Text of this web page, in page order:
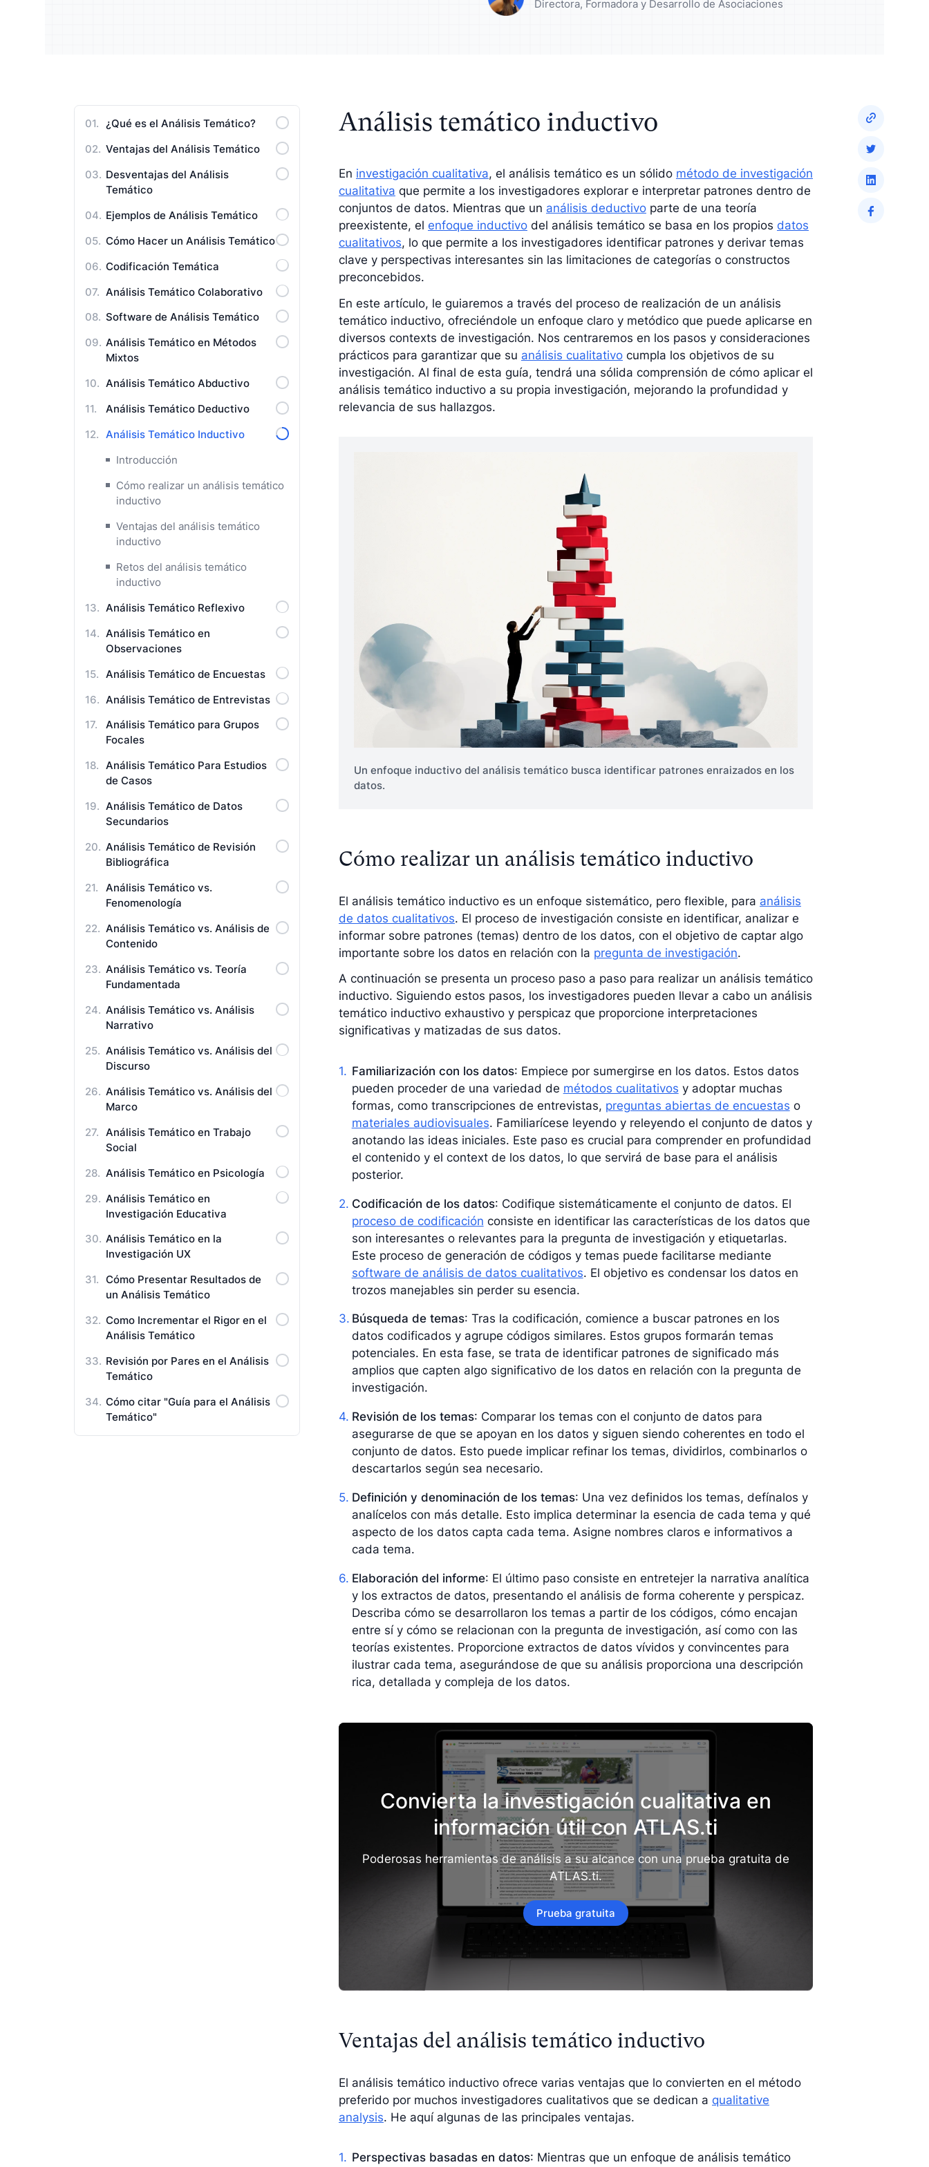
Directora, Formadora y Desarrollo de Asociaciones
¿Qué es el Análisis Temático?
Ventajas del Análisis Temático
Desventajas del Análisis
Temático
Ejemplos de Análisis Temático
Cómo Hacer un Análisis Temático
Codificación Temática
Análisis Temático Colaborativo
Software de Análisis Temático
Análisis Temático en Métodos
Mixtos
Análisis Temático Abductivo
Análisis Temático Deductivo
Análisis Temático Inductivo
Introducción
Cómo realizar un análisis temático
inductivo
Ventajas del análisis temático
inductivo
Retos del análisis temático
inductivo
Análisis Temático Reflexivo
Análisis Temático en
Observaciones
Análisis Temático de Encuestas
Análisis Temático de Entrevistas
Análisis Temático para Grupos
Focales
Análisis Temático Para Estudios
de Casos
Análisis Temático de Datos
Secundarios
Análisis Temático de Revisión
Bibliográfica
Análisis Temático vs.
Fenomenología
Análisis Temático vs. Análisis de
Contenido
Análisis Temático vs. Teoría
Fundamentada
Análisis Temático vs. Análisis
Narrativo
Análisis Temático vs. Análisis del
Discurso
Análisis Temático vs. Análisis del
Marco
Análisis Temático en Trabajo
Social
Análisis Temático en Psicología
Análisis Temático en
Investigación Educativa
Análisis Temático en la
Investigación UX
Cómo Presentar Resultados de
un Análisis Temático
Como Incrementar el Rigor en el
Análisis Temático
Revisión por Pares en el Análisis
Temático
Cómo citar "Guía para el Análisis
Temático"
Análisis temático inductivo
En investigación cualitativa, el análisis temático es un sólido método de investigación
cualitativa que permite a los investigadores explorar e interpretar patrones dentro de
conjuntos de datos. Mientras que un análisis deductivoparte de una teoría
preexistente, el enfoque inductivodel análisis temático se basa en los propios datos
cualitativos, lo que permite a los investigadores identificar patrones y derivar temas
clave y perspectivas interesantes sin las limitaciones de categorías o constructos
preconcebidos.
En este artículo, le guiaremos a través del proceso de realización de un análisis
temático inductivo, ofreciéndole un enfoque claro y metódico que puede aplicarse en
diversos contexts de investigación. Nos centraremos en los pasos y consideraciones
prácticos para garantizar que su análisis cualitativocumpla los objetivos de su
investigación. Al final de esta guía, tendrá una sólida comprensión de cómo aplicar el
análisis temático inductivo a su propia investigación, mejorando la profundidad y
relevancia de sus hallazgos.
Un enfoque inductivo del análisis temático busca identificar patrones enraizados en los
datos.
Cómo realizar un análisis temático inductivo
El análisis temático inductivo es un enfoque sistemático, pero flexible, para análisis
de datos cualitativos. El proceso de investigación consiste en identificar, analizar e
informar sobre patrones (temas) dentro de los datos, con el objetivo de captar algo
importante sobre los datos en relación con la pregunta de investigación.
A continuación se presenta un proceso paso a paso para realizar un análisis temático
inductivo. Siguiendo estos pasos, los investigadores pueden llevar a cabo un análisis
temático inductivo exhaustivo y perspicaz que proporcione interpretaciones
significativas y matizadas de sus datos.
Familiarización con los datos: Empiece por sumergirse en los datos. Estos datos
pueden proceder de una variedad de métodos cualitativos y adoptar muchas
formas, como transcripciones de entrevistas, preguntas abiertas de encuestas o
materiales audiovisuales. Familiarícese leyendo y releyendo el conjunto de datos y
anotando las ideas iniciales. Este paso es crucial para comprender en profundidad
el contenido y el context de los datos, lo que servirá de base para el análisis
posterior.
Codificación de los datos: Codifique sistemáticamente el conjunto de datos. El
proceso de codificación consiste en identificar las características de los datos que
son interesantes o relevantes para la pregunta de investigación y etiquetarlas.
Este proceso de generación de códigos y temas puede facilitarse mediante
software de análisis de datos cualitativos. El objetivo es condensar los datos en
trozos manejables sin perder su esencia.
Búsqueda de temas: Tras la codificación, comience a buscar patrones en los
datos codificados y agrupe códigos similares. Estos grupos formarán temas
potenciales. En esta fase, se trata de identificar patrones de significado más
amplios que capten algo significativo de los datos en relación con la pregunta de
investigación.
Revisión de los temas: Comparar los temas con el conjunto de datos para
asegurarse de que se apoyan en los datos y siguen siendo coherentes en todo el
conjunto de datos. Esto puede implicar refinar los temas, dividirlos, combinarlos o
descartarlos según sea necesario.
Definición y denominación de los temas: Una vez definidos los temas, defínalos y
analícelos con más detalle. Esto implica determinar la esencia de cada tema y qué
aspecto de los datos capta cada tema. Asigne nombres claros e informativos a
cada tema.
Elaboración del informe: El último paso consiste en entretejer la narrativa analítica
y los extractos de datos, presentando el análisis de forma coherente y perspicaz.
Describa cómo se desarrollaron los temas a partir de los códigos, cómo encajan
entre sí y cómo se relacionan con la pregunta de investigación, así como con las
teorías existentes. Proporcione extractos de datos vívidos y convincentes para
ilustrar cada tema, asegurándose de que su análisis proporciona una descripción
rica, detallada y compleja de los datos.
Convierta la investigación cualitativa en
información útil con ATLAS.ti
Poderosas herramientas de análisis a su alcance con una prueba gratuita de
ATLAS.ti.
Prueba gratuita
Ventajas del análisis temático inductivo
El análisis temático inductivo ofrece varias ventajas que lo convierten en el método
preferido por muchos investigadores cualitativos que se dedican a qualitative
analysis. He aquí algunas de las principales ventajas.
Perspectivas basadas en datos: Mientras que un enfoque de análisis temático